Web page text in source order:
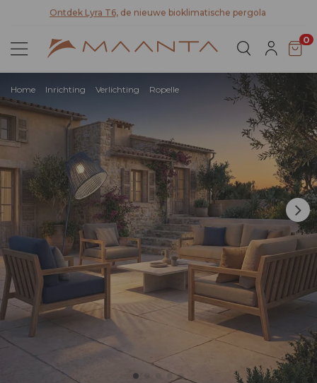
Ontdek Lyra T6,de nieuwe bioklimatische pergola
0
Home Inrichting Verlichting Ropelle